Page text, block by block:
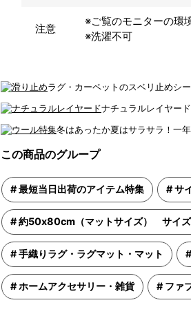
注意
※ご覧のモニターの環
※洗濯不可
ラグ・カーペットのスベリ止めシ
ナチュラルレイヤー
冬はあったか夏はサラサラ！一
この商品のグループ
最短当日出荷のアイテム特集 サ
約50x80cm（マットサイズ） サイズ
手織りラグ・ラグマット・マット
ホームアクセサリー・雑貨 ファ